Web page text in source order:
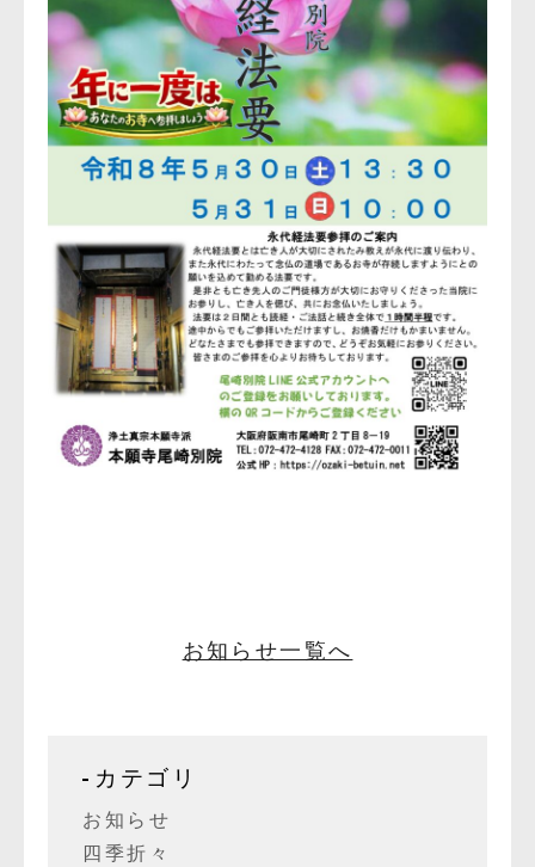
お知らせ一覧へ
カテゴリ
お知らせ
四季折々